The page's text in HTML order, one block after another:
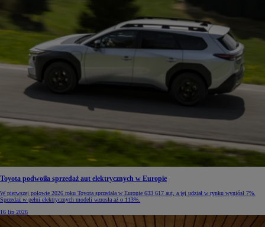
Toyota podwoiła sprzedaż aut elektrycznych w Europie
W pierwszej połowie 2026 roku Toyota sprzedała w Europie 633 617 aut, a jej udział w rynku wyniósł 7%.
Sprzedaż w pełni elektrycznych modeli wzrosła aż o 113%.
16 lip 2026